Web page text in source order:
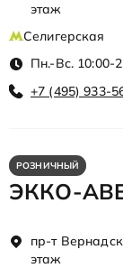
этаж
Селигерская
Пн.-Вс. 10:00-
+7 (495) 933-
РОЗНИЧНЫЙ
ЭККО-
пр-т
этаж